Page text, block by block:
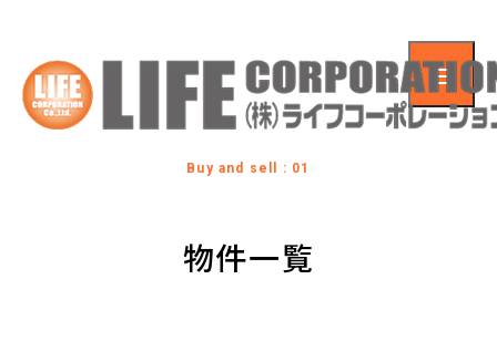
Buy and sell : 01
物件一覧